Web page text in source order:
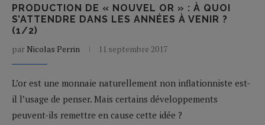
PRODUCTION DE « NOUVEL OR » : À QUOI
S’ATTENDRE DANS LES ANNÉES À VENIR ?
(1/2)
par Nicolas Perrin 11 septembre 2017
L’or est une monnaie naturellement non inflationniste est-
il l’usage de penser. Mais certains développements
peuvent-ils remettre en cause cette idée ?